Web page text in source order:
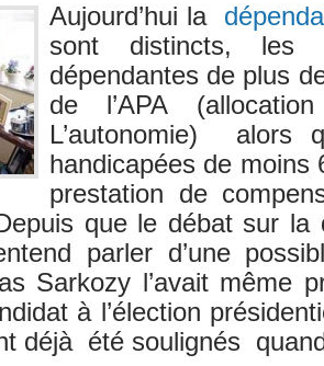
Aujourd’hui la
sont distincts, les
dépendantes de plus
de l’APA
L’autonomie) alors
handicapées de
prestation de
que le débat sur la
parler d’une
Sarkozy l’avait même
à l’élection
déjà été soulignés